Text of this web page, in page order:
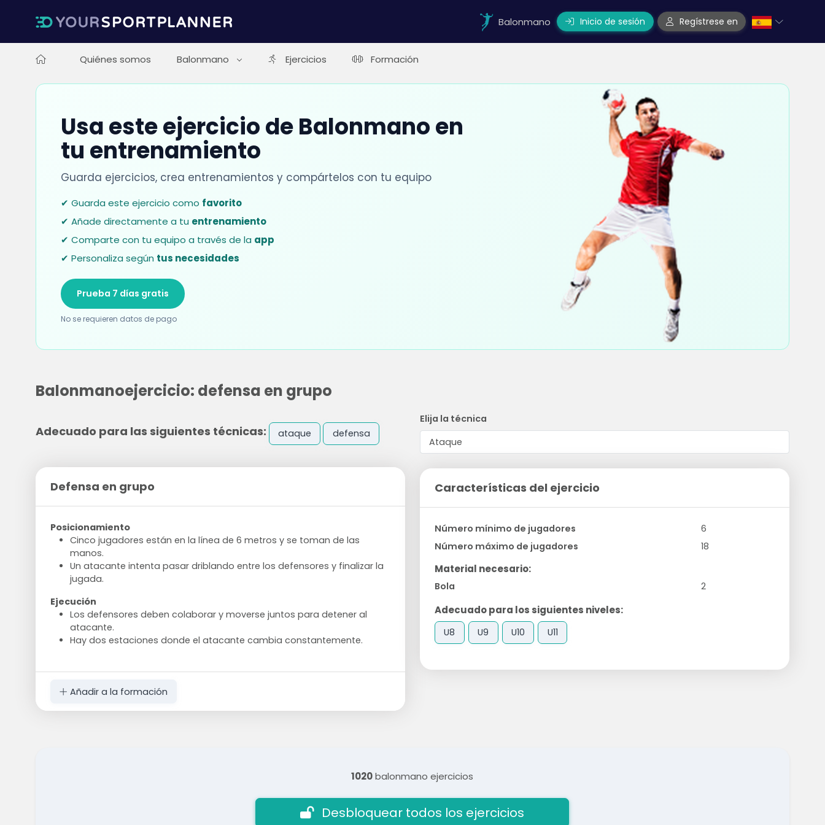
Balonmano Inicio de sesión Regístrese en
Quiénes somos Balonmano Ejercicios Formación
Usa este ejercicio de Balonmano en
tu entrenamiento
Guarda ejercicios, crea entrenamientos y compártelos con tu equipo
✔ Guarda este ejercicio como favorito
✔ Añade directamente a tu entrenamiento
✔ Comparte con tu equipo a través de la app
✔ Personaliza según tus necesidades
Prueba 7 días gratis
No se requieren datos de pago
Balonmanoejercicio: defensa en grupo
Adecuado para las siguientes técnicas: ataque defensa
Defensa en grupo
Posicionamiento
Cinco jugadores están en la línea de 6 metros y se toman de las
manos.
Un atacante intenta pasar driblando entre los defensores y finalizar la
jugada.
Ejecución
Los defensores deben colaborar y moverse juntos para detener al
atacante.
Hay dos estaciones donde el atacante cambia constantemente.
Añadir a la formación
Elija la técnica
Características del ejercicio
Número mínimo de jugadores
6
Número máximo de jugadores
18
Material necesario:
Bola 2
Adecuado para los siguientes niveles:
U8 U9 U10 U11
1020balonmano ejercicios
Desbloquear todos los ejercicios